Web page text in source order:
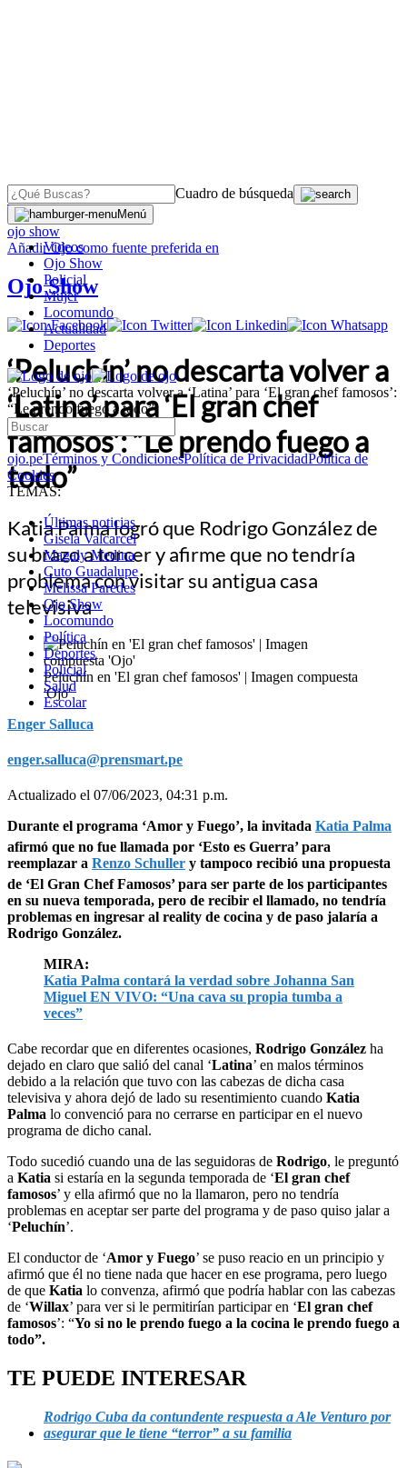
Cuadro de búsqueda
Menú
Videos
Ojo Show
Policial
Mujer
Locomundo
Actualidad
Deportes
‘Peluchín’ no descarta volver a ‘Latina’ para ‘El gran chef famosos’:
“Le prendo fuego a todo”
ojo.peTérminos y CondicionesPolítica de PrivacidadPolítica de
Cookies
TEMAS:
Últimas noticias
Gisela Valcarcel
Magaly Medina
Cuto Guadalupe
Melissa Paredes
Ojo Show
Locomundo
Política
Deportes
Policial
Salud
Escolar
OJO
ojo show
AñadirOjocomo fuente preferida en
Ojo Show
‘Peluchín’ no descarta volver a
‘Latina’ para ‘El gran chef
famosos’: “Le prendo fuego a
todo”
Katia Palma logró que Rodrigo González de
su brazo a torcer y afirme que no tendría
problema con visitar su antigua casa
televisiva
Peluchín en 'El gran chef famosos' | Imagen compuesta
'Ojo'
Enger Salluca
enger.salluca@prensmart.pe
Actualizado el 07/06/2023, 04:31 p.m.
Durante el programa ‘Amor y Fuego’, la invitada Katia Palma
afirmó que no fue llamada por ‘Esto es Guerra’ para
reemplazar a Renzo Schuller y tampoco recibió una propuesta
de ‘El Gran Chef Famosos’ para ser parte de los participantes
en su nueva temporada, pero de recibir el llamado, no tendría
problemas en ingresar al reality de cocina y de paso jalaría a
Rodrigo González.
MIRA:
Katia Palma contará la verdad sobre Johanna San
Miguel EN VIVO: “Una cava su propia tumba a
veces”
Cabe recordar que en diferentes ocasiones, Rodrigo González ha
dejado en claro que salió del canal ‘Latina’ en malos términos
debido a la relación que tuvo con las cabezas de dicha casa
televisiva y ahora dejó de lado su resentimiento cuando Katia
Palma lo convenció para no cerrarse en participar en el nuevo
programa de dicho canal.
Todo sucedió cuando una de las seguidoras de Rodrigo, le preguntó
a Katia si estaría en la segunda temporada de ‘El gran chef
famosos’ y ella afirmó que no la llamaron, pero no tendría
problemas en aceptar ser parte del programa y de paso quiso jalar a
‘Peluchín’.
El conductor de ‘Amor y Fuego’ se puso reacio en un principio y
afirmó que él no tiene nada que hacer en ese programa, pero luego
de que Katia lo convenza, afirmó que podría hablar con las cabezas
de ‘Willax’ para ver si le permitirían participar en ‘El gran chef
famosos’: “Yo si no le prendo fuego a la cocina le prendo fuego a
todo”.
TE PUEDE INTERESAR
Rodrigo Cuba da contundente respuesta a Ale Venturo por
asegurar que le tiene “terror” a su familia